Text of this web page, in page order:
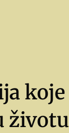
koje
životu